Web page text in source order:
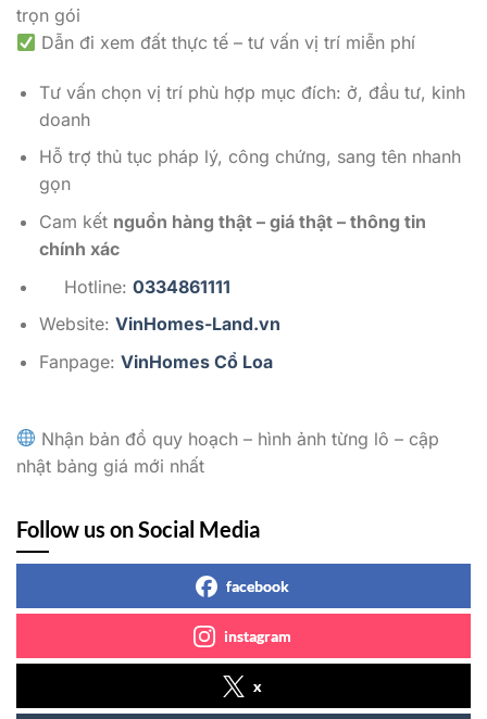
trọn gói
Dẫn đi xem đất thực tế – tư vấn vị trí miễn phí
Tư vấn chọn vị trí phù hợp mục đích: ở, đầu tư, kinh
doanh
Hỗ trợ thủ tục pháp lý, công chứng, sang tên nhanh
gọn
Cam kết nguồn hàng thật – giá thật – thông tin
chính xác
Hotline:0334861111
Website: VinHomes-Land.vn
Fanpage: VinHomes Cổ Loa
Nhận bản đồ quy hoạch – hình ảnh từng lô – cập
nhật bảng giá mới nhất
Follow us on Social Media
facebook
instagram
x